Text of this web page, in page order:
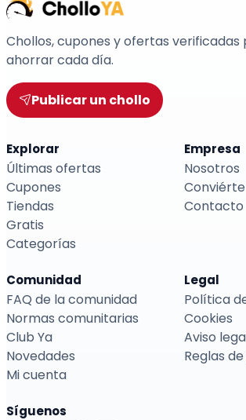
Chollos, cupones y ofertas verificadas
ahorrar cada día.
Publicar un chollo
Explorar
Últimas ofertas
Cupones
Tiendas
Gratis
Categorías
Empresa
Nosotros
Contacto
Comunidad
FAQ de la comunidad
Normas comunitarias
Club Ya
Novedades
Mi cuenta
Legal
Política
Cookies
Aviso
Reglas
Síguenos